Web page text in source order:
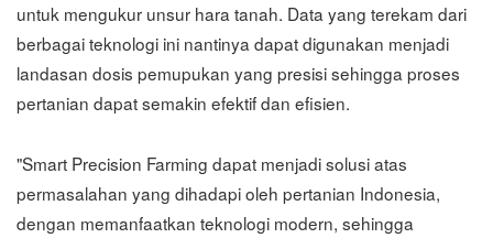
untuk mengukur unsur hara tanah. Data yang terekam dari
berbagai teknologi ini nantinya dapat digunakan menjadi
landasan dosis pemupukan yang presisi sehingga proses
pertanian dapat semakin efektif dan efisien.
"Smart Precision Farming dapat menjadi solusi atas
permasalahan yang dihadapi oleh pertanian Indonesia,
dengan memanfaatkan teknologi modern, sehingga